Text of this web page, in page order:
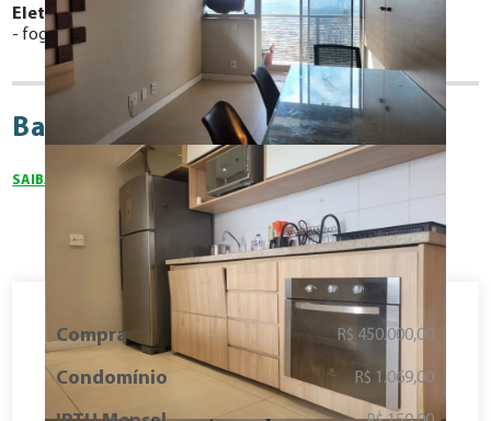
Eletrodomésticos:
fogão cooktop, geladeira, microondas, forno elétrico
Bairro OSASCO
SAIBA MAIS SOBRE O BAIRRO
Compra R$ 450.000,00
Condomínio R$ 1.069,00